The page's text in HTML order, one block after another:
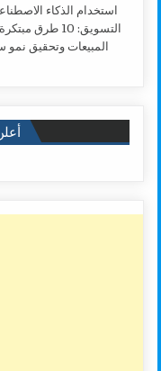
استخدام الذكاء
التسويق: 10 طرق
المبيعات وتحقيق نمو